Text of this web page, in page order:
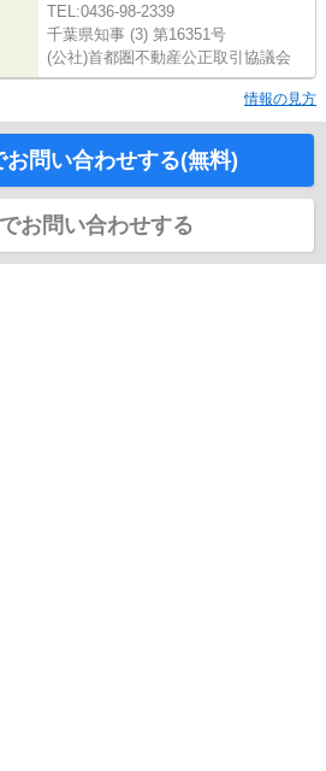
TEL:0436-98-2339
千葉県知事 (3) 第16351号
(公社)首都圏不動産公正取引協議会
情報の見方
お問い合わせする(無料)
お問い合わせする